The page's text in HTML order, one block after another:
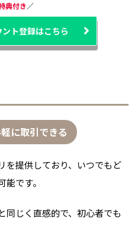
典付き／
ト登録はこちら
に取引できる
を提供しており、いつでもど
です。
同じく直感的で、初心者でも